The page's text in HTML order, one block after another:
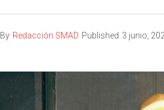
By Redacción SMAD Published 3 junio,